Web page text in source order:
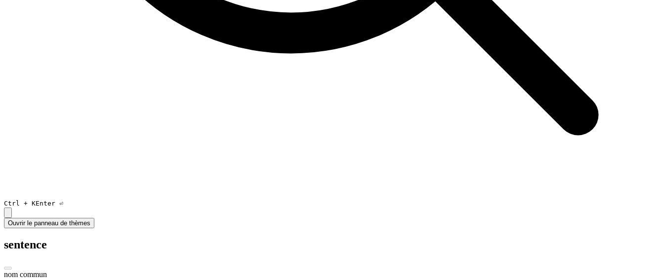
Ctrl + KEnter ⏎
Ouvrir le panneau de thèmes
sentence
nom commun